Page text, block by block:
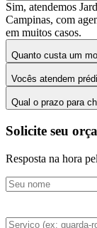
Sim, atendemos
Campinas, com
em muitos casos.
Quanto custa um
Vocês atendem
Qual o prazo para
Solicite seu
Resposta na hora